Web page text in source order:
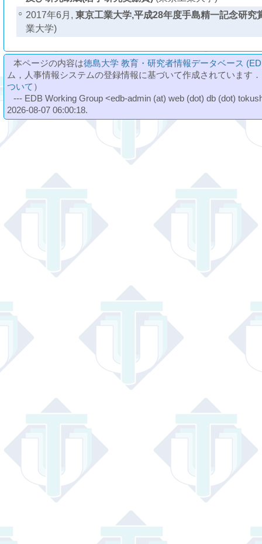
○ 2017年6月, 東京工業大学,平成28年度手島精一記念研究
業大学)
本ページの内容は徳島大学 教育・研究者情報データベース
ム，人事情報システムの登録情報に基づいて作成されています
ついて ）
--- EDB Working Group <edb-admin (at) web (dot) db (dot)
2026-08-07 06:00:18.